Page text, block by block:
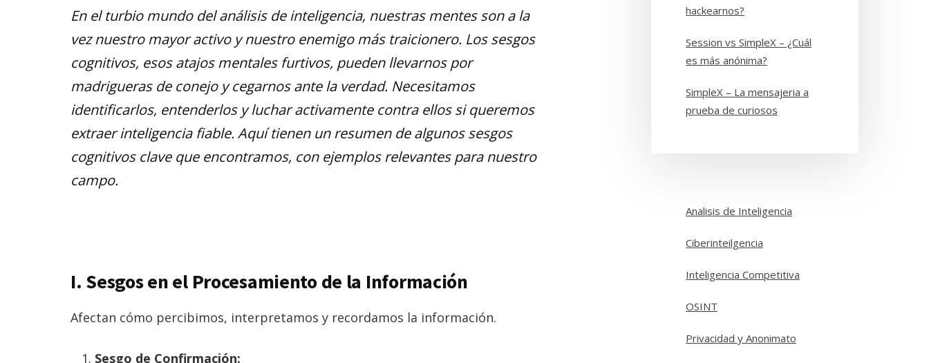
En el turbio mundo del análisis de inteligencia, nuestras mentes son a la
vez nuestro mayor activo y nuestro enemigo más traicionero. Los sesgos
cognitivos, esos atajos mentales furtivos, pueden llevarnos por
madrigueras de conejo y cegarnos ante la verdad. Necesitamos
identificarlos, entenderlos y luchar activamente contra ellos si queremos
extraer inteligencia fiable. Aquí tienen un resumen de algunos sesgos
cognitivos clave que encontramos, con ejemplos relevantes para nuestro
campo.
I. Sesgos en el Procesamiento de la Información
Afectan cómo percibimos, interpretamos y recordamos la información.
Sesgo de Confirmación:
hackearnos?
Session vs SimpleX – ¿Cuál
es más anónima?
SimpleX – La mensajeria a
prueba de curiosos
Analisis de Inteligencia
Ciberinteilgencia
Inteligencia Competitiva
OSINT
Privacidad y Anonimato